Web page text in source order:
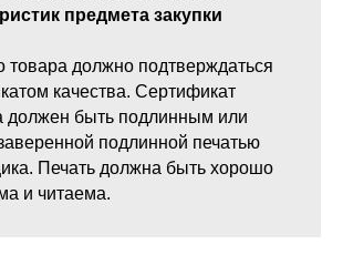
предмета закупки
товара должно подтверждаться
качества. Сертификат
должен быть подлинным или
подлинной печатью
Печать должна быть хорошо
и читаема.